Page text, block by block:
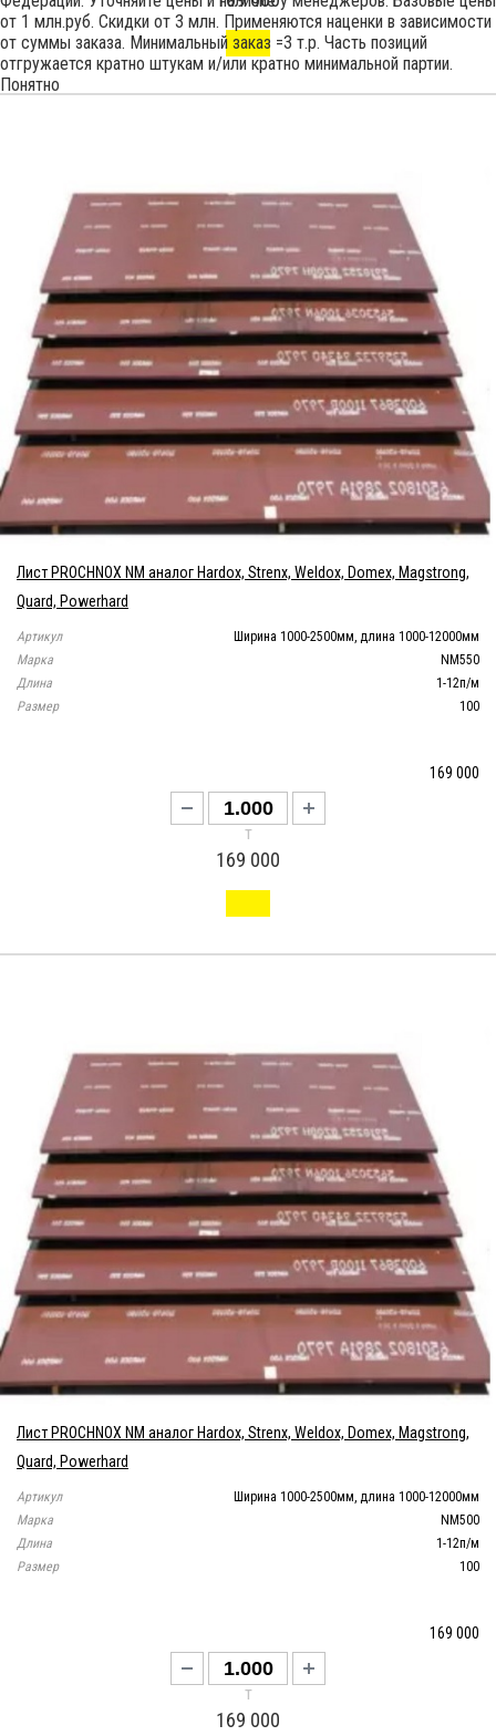
Лист PROCHNOX NM аналог Hardox, Strenx, Weldox, Domex, Magstrong,
Quard, Powerhard
Артикул
Ширина 1000-2500мм, длина 1000-12000мм
Марка
NM550
Длина
1-12п/м
Размер
100
169 000
т
169 000
Лист PROCHNOX NM аналог Hardox, Strenx, Weldox, Domex, Magstrong,
Quard, Powerhard
Артикул
Ширина 1000-2500мм, длина 1000-12000мм
Марка
NM500
Длина
1-12п/м
Размер
100
169 000
т
169 000
от 1 млн.руб. Скидки от 3 млн. Применяются наценки в зависимости
от суммы заказа. Минимальный заказ =3 т.р. Часть позиций
отгружается кратно штукам и/или кратно минимальной партии.
Понятно